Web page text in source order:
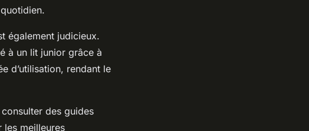
également judicieux.
à un lit junior grâce à
d’utilisation, rendant le
des guides
meilleures